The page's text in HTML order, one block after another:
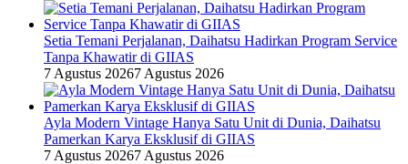
Setia Temani Perjalanan, Daihatsu Hadirkan Program Service
Tanpa Khawatir di GIIAS
7 Agustus 20267 Agustus 2026
Ayla Modern Vintage Hanya Satu Unit di Dunia, Daihatsu
Pamerkan Karya Eksklusif di GIIAS
7 Agustus 20267 Agustus 2026